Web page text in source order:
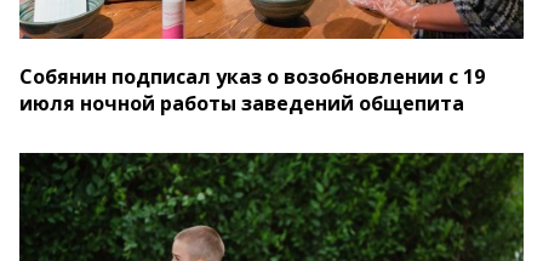
Собянин подписал указ о возобновлении с 19
июля ночной работы заведений общепита